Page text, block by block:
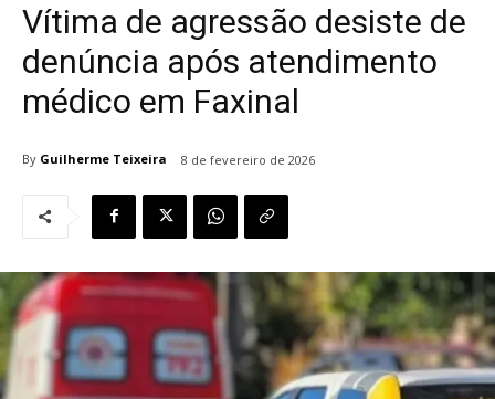
Vítima de agressão desiste de
denúncia após atendimento
médico em Faxinal
By Guilherme Teixeira 8 de fevereiro de 2026